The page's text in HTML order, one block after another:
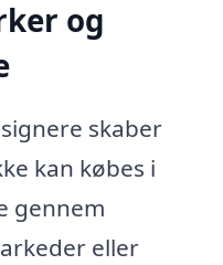
og
skaber
kan købes i
gennem
eller